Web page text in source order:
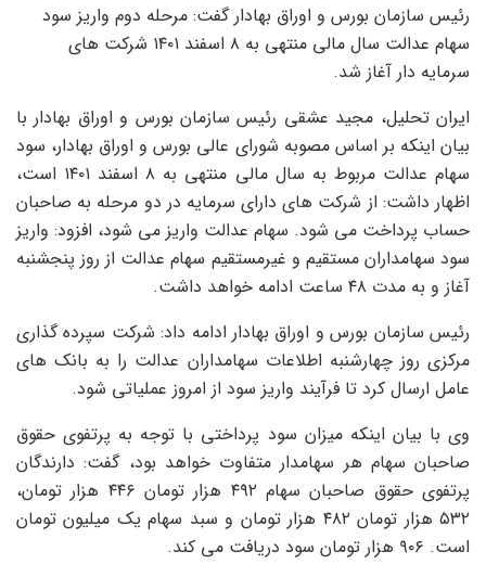
رئیس سازمان بورس و اوراق بهادار گفت: مرحله دوم واریز سود
سهام عدالت سال مالی منتهی به ۸ اسفند ۱۴۰۱ شرکت های
سرمایه دار آغاز شد.
ایران تحلیل، مجید عشقی رئیس سازمان بورس و اوراق بهادار با
بیان اینکه بر اساس مصوبه شورای عالی بورس و اوراق بهادار، سود
سهام عدالت مربوط به سال مالی منتهی به ۸ اسفند ۱۴۰۱ است،
اظهار داشت: از شرکت های دارای سرمایه در دو مرحله به صاحبان
حساب پرداخت می شود. سهام عدالت واریز می شود، افزود: واریز
سود سهامداران مستقیم و غیرمستقیم سهام عدالت از روز پنجشنبه
آغاز و به مدت ۴۸ ساعت ادامه خواهد داشت.
رئیس سازمان بورس و اوراق بهادار ادامه داد: شرکت سپرده گذاری
مرکزی روز چهارشنبه اطلاعات سهامداران عدالت را به بانک های
عامل ارسال کرد تا فرآیند واریز سود از امروز عملیاتی شود.
وی با بیان اینکه میزان سود پرداختی با توجه به پرتفوی حقوق
صاحبان سهام هر سهامدار متفاوت خواهد بود، گفت: دارندگان
پرتفوی حقوق صاحبان سهام ۴۹۲ هزار تومان ۴۴۶ هزار تومان،
۵۳۲ هزار تومان ۴۸۲ هزار تومان و سبد سهام یک میلیون تومان
است. ۹۰۶ هزار تومان سود دریافت می کند.